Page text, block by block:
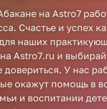
на Astro7
Счастье и успех
наших
Astro7.ru и
довериться. У нас
окажут помощь в
и воспитании